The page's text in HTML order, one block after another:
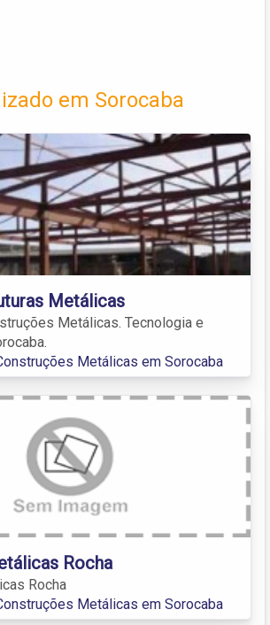
em Sorocaba
Metálicas
Metálicas. Tecnologia e
Metálicas em Sorocaba
Rocha
Rocha
Metálicas em Sorocaba